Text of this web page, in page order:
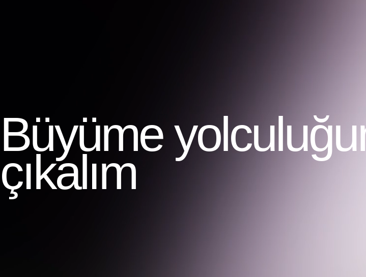
Büyüme
çıkalım